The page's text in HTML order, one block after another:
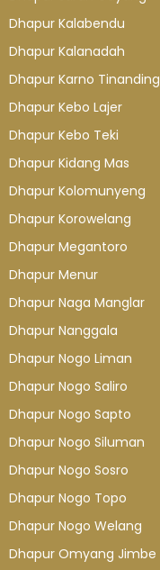
Dhapur Kalabendu
Dhapur Kalanadah
Dhapur Karno Tinanding
Dhapur Kebo Lajer
Dhapur Kebo Teki
Dhapur Kidang Mas
Dhapur Kolomunyeng
Dhapur Korowelang
Dhapur Megantoro
Dhapur Menur
Dhapur Naga Manglar
Dhapur Nanggala
Dhapur Nogo Liman
Dhapur Nogo Saliro
Dhapur Nogo Sapto
Dhapur Nogo Siluman
Dhapur Nogo Sosro
Dhapur Nogo Topo
Dhapur Nogo Welang
Dhapur Omyang Jimbe